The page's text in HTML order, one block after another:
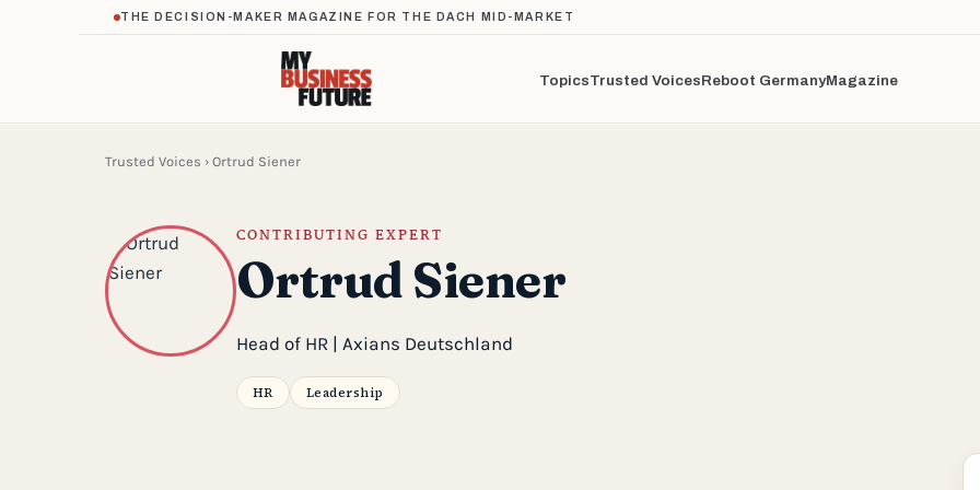
Trusted Voices › Ortrud Siener
CONTRIBUTING EXPERT
Ortrud Siener
Head of HR | Axians Deutschland
HR Leadership
THE DECISION-MAKER MAGAZINE FOR THE DACH MID-MARKET
TopicsTrusted VoicesReboot GermanyMagazine